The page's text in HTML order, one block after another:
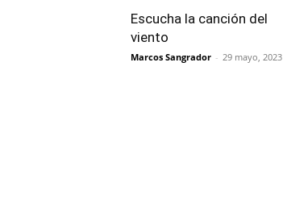
Escucha la canción del
viento
Marcos Sangrador - 29 mayo, 2023